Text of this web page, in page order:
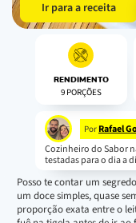
Ir para a receita
RENDIMENTO
9 PORÇÕES
Por Rafael
Cozinheiro do Sabor
testadas para o dia a
Posso te contar um
um doce simples, quase
proporção exata entre o